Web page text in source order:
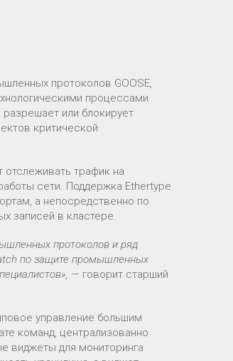
протоколов GOOSE,
процессами
или блокирует
критической
трафик на
сети. Поддержка Ethertype
а непосредственно по
записей в кластере.
протоколов и ряд
по защите промышленных
— говорит старший
управление большим
команд, централизованно
виджеты для мониторинга